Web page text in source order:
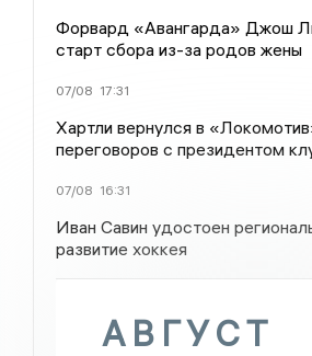
Форвард «Авангарда» Джош
старт сбора из-за родов жены
07/08 17:31
Хартли вернулся в
переговоров с президентом
07/08 16:31
Иван Савин удостоен
развитие хоккея
АВГУСТ